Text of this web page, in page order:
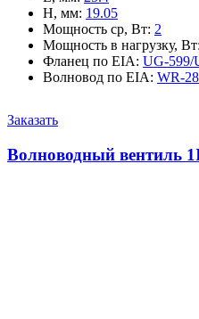
H, мм: 19.05
Мощность ср, Вт: 2
Мощность в нагрузку, Вт:
Фланец по EIA: UG-599/
Волновод по EIA: WR-28
Заказать
Волноводный вентиль